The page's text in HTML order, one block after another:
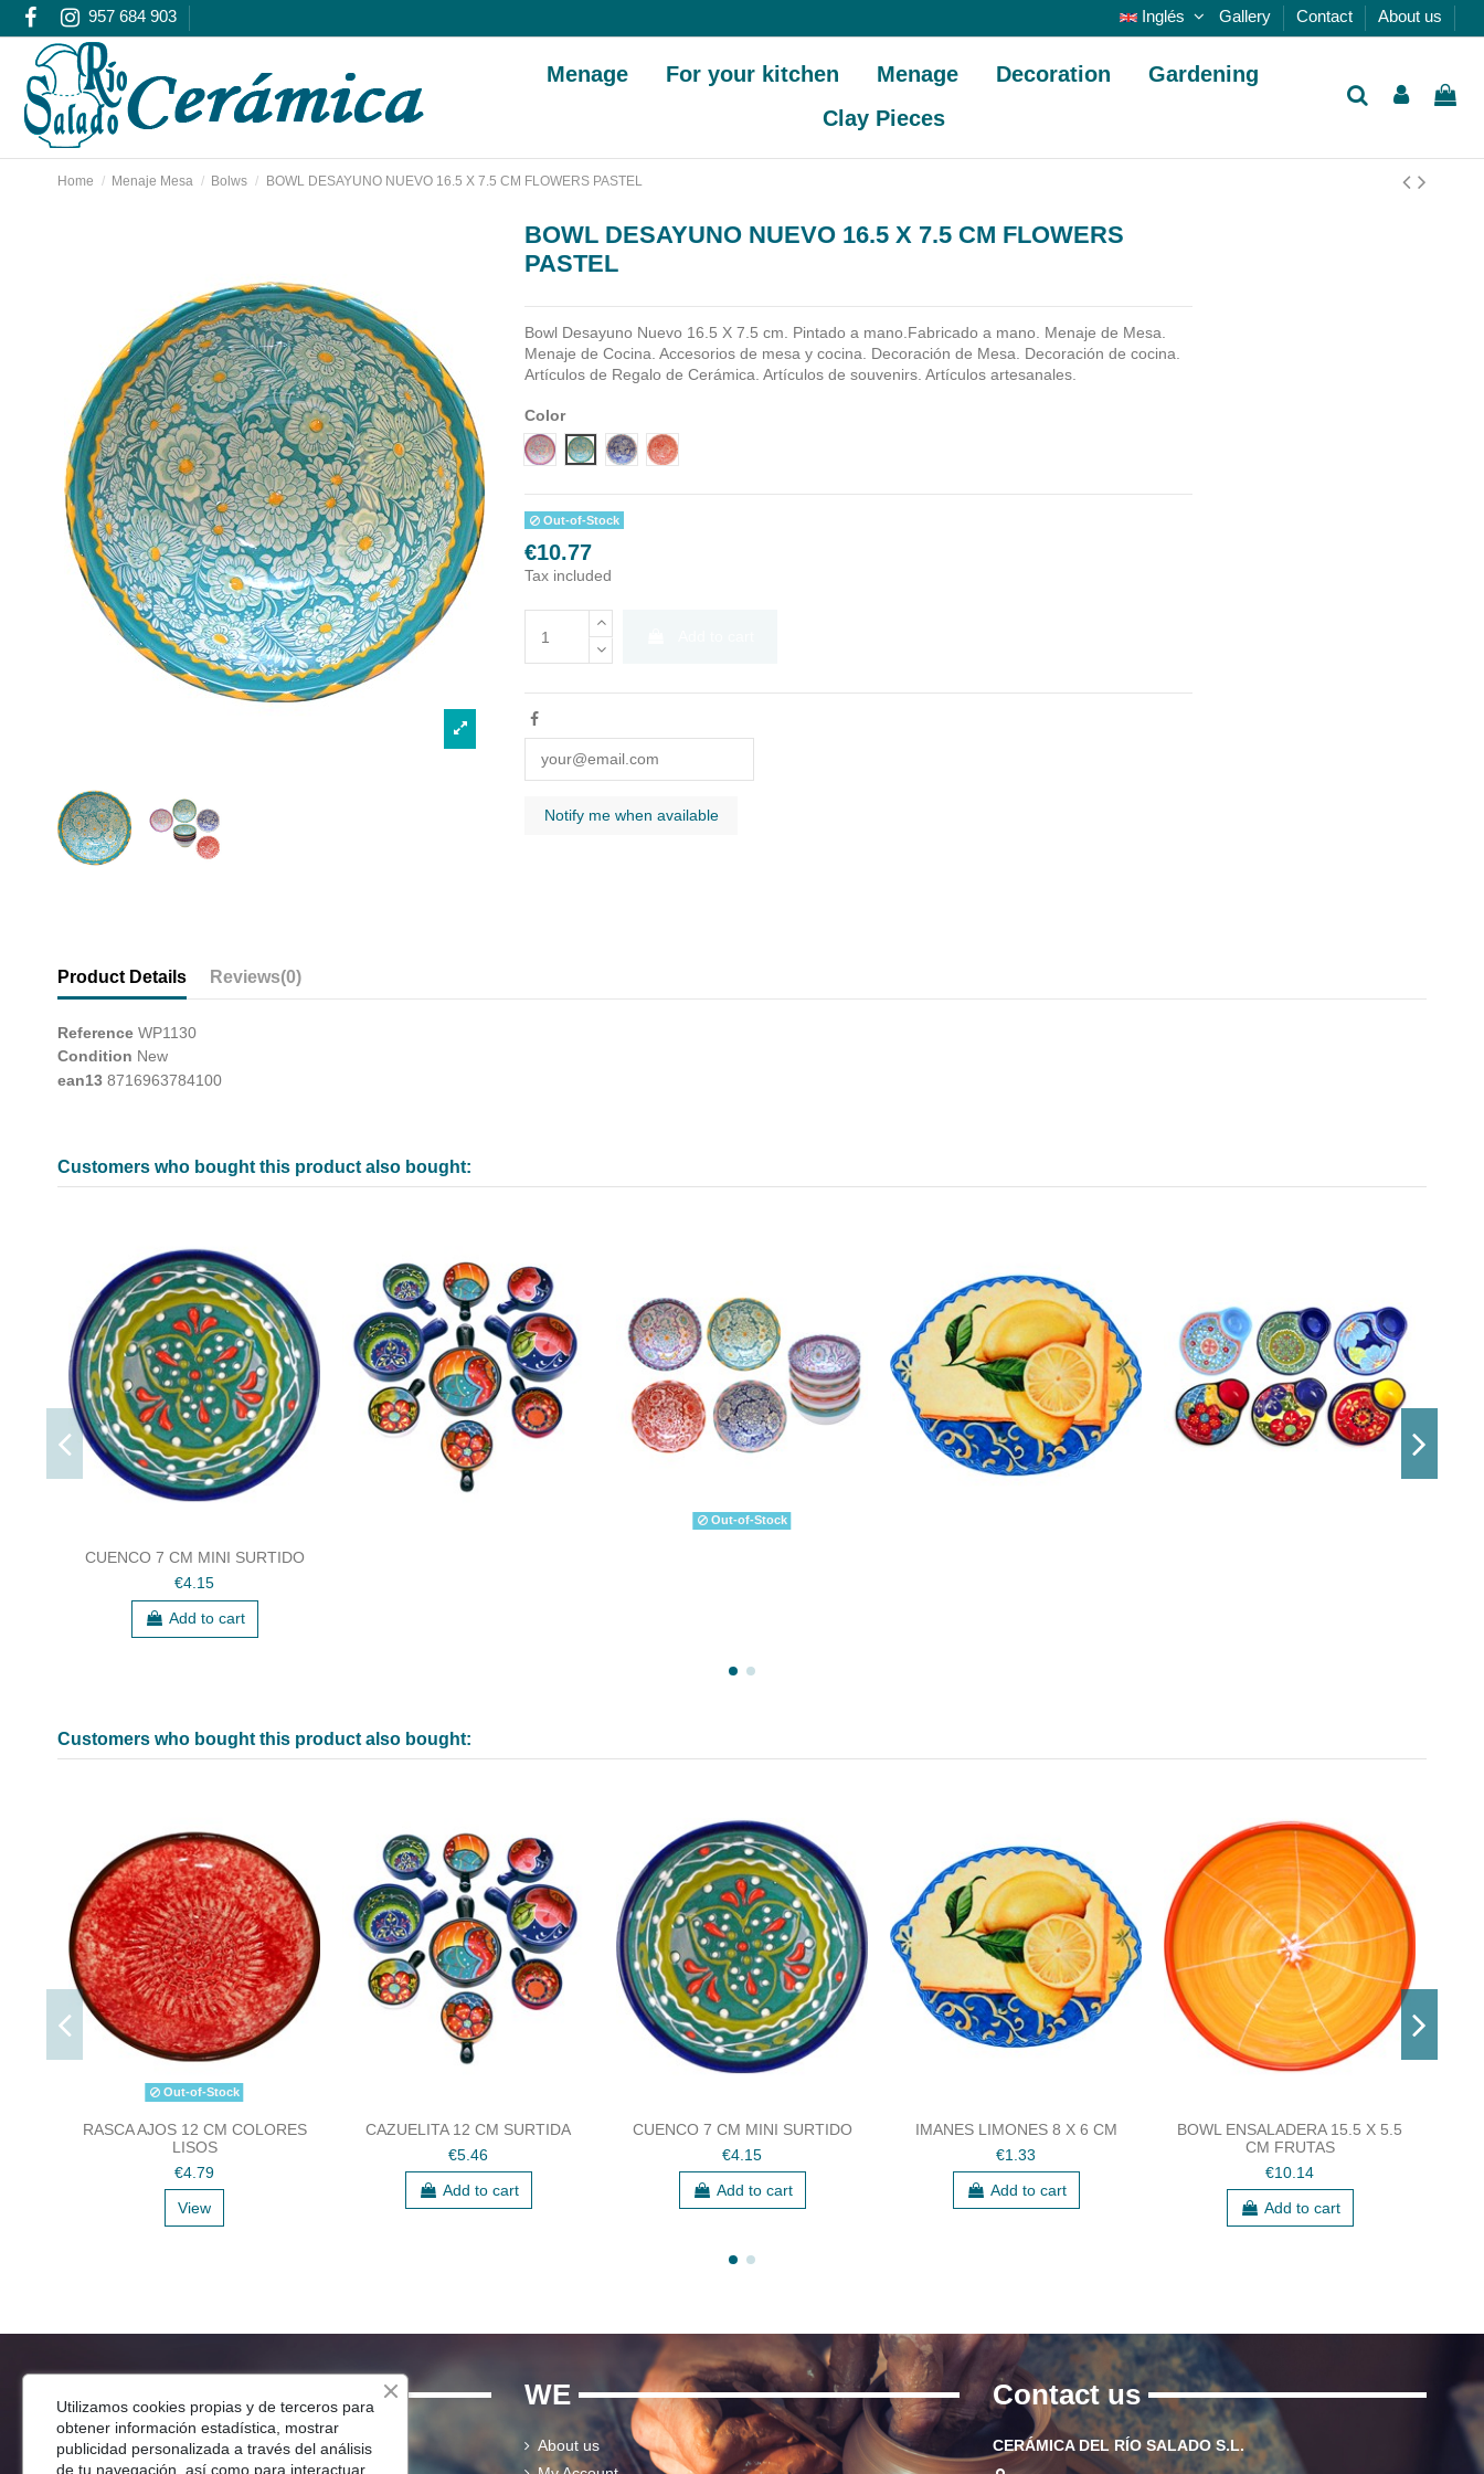
957 684 903 Inglés Gallery Contact About us
Menage For your kitchen Menage Decoration
Gardening
Clay Pieces
Home Menaje Mesa Bolws BOWL DESAYUNO NUEVO 16.5 X 7.5 CM FLOWERS PASTEL
BOWL DESAYUNO NUEVO 16.5 X 7.5 CM FLOWERS
PASTEL
Bowl Desayuno Nuevo 16.5 X 7.5 cm. Pintado a mano.Fabricado a mano.
Menaje de Mesa.
Menaje de Cocina. Accesorios de mesa y cocina. Decoración de Mesa. Decoración de cocina.
Artículos de Regalo de Cerámica. Artículos de souvenirs. Artículos artesanales.
Color
Diseño 1Diseño 2Diseño 3Diseño 4
Out-of-Stock
€10.77
Tax included
Product Details Reviews(0)
Reference WP1130
Condition New
ean13 8716963784100
Customers who bought this product also bought:
CUENCO 7 CM MINI SURTIDO
€4.15
Add to cart
Out-of-Stock
Customers who bought this product also bought:
Out-of-Stock
RASCA AJOS 12 CM COLORES
LISOS
€4.79
View
CAZUELITA 12 CM SURTIDA
€5.46
Add to cart
CUENCO 7 CM MINI SURTIDO
€4.15
Add to cart
IMANES LIMONES 8 X 6 CM
€1.33
Add to cart
BOWL ENSALADERA 15.5 X 5.5
CM FRUTAS
€10.14
Add to cart
SHOP
Menaje Mesa
WE
About us
Contact us
CERÁMICA DEL RÍO SALADO S.L.
Utilizamos cookies propias y de terceros para
obtener información estadística, mostrar
publicidad personalizada a través del análisis
de tu navegación, así como para interactuar